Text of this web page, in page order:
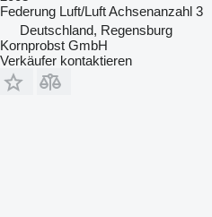
Federung Luft/LuftAchsenanzahl 3
Deutschland, Regensburg
Kornprobst GmbH
Verkäufer kontaktieren